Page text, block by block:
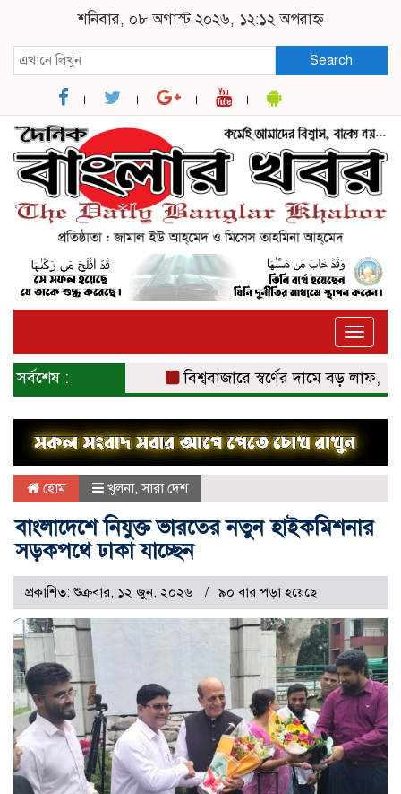
শনিবার, ০৮ অগাস্ট ২০২৬, ১২:১২ অপরাহ্ন
Search
Toggle
সর্বশেষ : বিশ্ববাজারে স্বর্ণের দামে বড় লাফ, সাত
হোম খুলনা,সারা দেশ
বাংলাদেশে নিযুক্ত ভারতের নতুন হাইকমিশনার
সড়কপথে ঢাকা যাচ্ছেন
প্রকাশিত: শুক্রবার, ১২ জুন, ২০২৬ ৯০ বার পড়া হয়েছে